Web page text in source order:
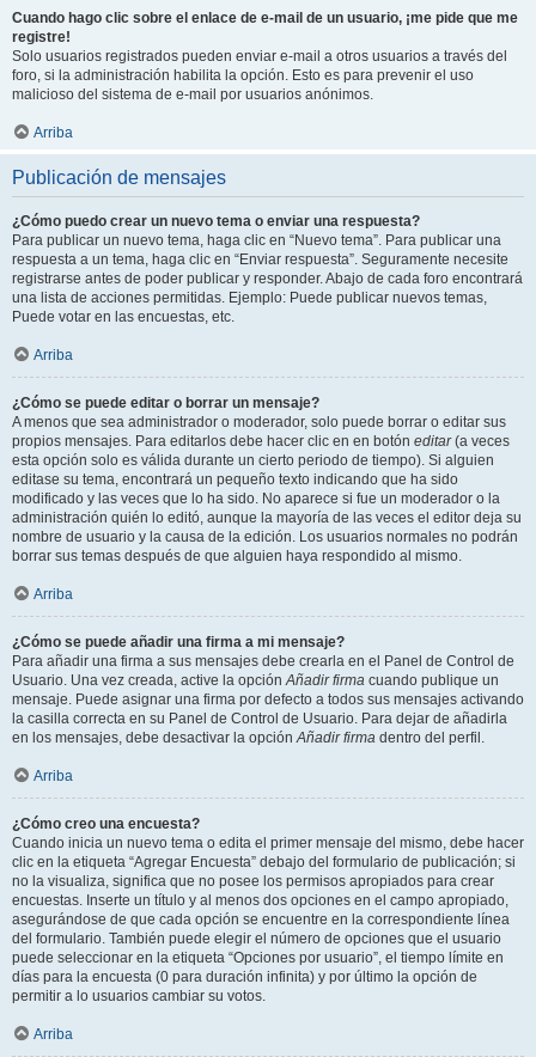
Cuando hago clic sobre el enlace de e-mail de un usuario, ¡me pide que me
registre!
Solo usuarios registrados pueden enviar e-mail a otros usuarios a través del
foro, si la administración habilita la opción. Esto es para prevenir el uso
malicioso del sistema de e-mail por usuarios anónimos.
Arriba
Publicación de mensajes
¿Cómo puedo crear un nuevo tema o enviar una respuesta?
Para publicar un nuevo tema, haga clic en “Nuevo tema”. Para publicar una
respuesta a un tema, haga clic en “Enviar respuesta”. Seguramente necesite
registrarse antes de poder publicar y responder. Abajo de cada foro encontrará
una lista de acciones permitidas. Ejemplo: Puede publicar nuevos temas,
Puede votar en las encuestas, etc.
Arriba
¿Cómo se puede editar o borrar un mensaje?
A menos que sea administrador o moderador, solo puede borrar o editar sus
propios mensajes. Para editarlos debe hacer clic en en botón editar(a veces
esta opción solo es válida durante un cierto periodo de tiempo). Si alguien
editase su tema, encontrará un pequeño texto indicando que ha sido
modificado y las veces que lo ha sido. No aparece si fue un moderador o la
administración quién lo editó, aunque la mayoría de las veces el editor deja su
nombre de usuario y la causa de la edición. Los usuarios normales no podrán
borrar sus temas después de que alguien haya respondido al mismo.
Arriba
¿Cómo se puede añadir una firma a mi mensaje?
Para añadir una firma a sus mensajes debe crearla en el Panel de Control de
Usuario. Una vez creada, active la opciónAñadir firma cuando publique un
mensaje. Puede asignar una firma por defecto a todos sus mensajes activando
la casilla correcta en su Panel de Control de Usuario. Para dejar de añadirla
en los mensajes, debe desactivar la opciónAñadir firma dentro del perfil.
Arriba
¿Cómo creo una encuesta?
Cuando inicia un nuevo tema o edita el primer mensaje del mismo, debe hacer
clic en la etiqueta “Agregar Encuesta” debajo del formulario de publicación; si
no la visualiza, significa que no posee los permisos apropiados para crear
encuestas. Inserte un título y al menos dos opciones en el campo apropiado,
asegurándose de que cada opción se encuentre en la correspondiente línea
del formulario. También puede elegir el número de opciones que el usuario
puede seleccionar en la etiqueta “Opciones por usuario”, el tiempo límite en
días para la encuesta (0 para duración infinita) y por último la opción de
permitir a lo usuarios cambiar su votos.
Arriba